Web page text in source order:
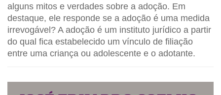
alguns mitos e verdades sobre a adoção. Em
destaque, ele responde se a adoção é uma medida
irrevogável? A adoção é um instituto jurídico a partir
do qual fica estabelecido um vínculo de filiação
entre uma criança ou adolescente e o adotante.